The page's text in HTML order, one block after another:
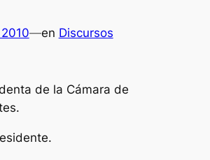
—en Discursos
de la Cámara de